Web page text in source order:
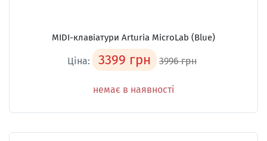
MIDI-клавіатури Arturia MicroLab (Blue)
Ціна: 3399 грн 3996 грн
немає в наявності